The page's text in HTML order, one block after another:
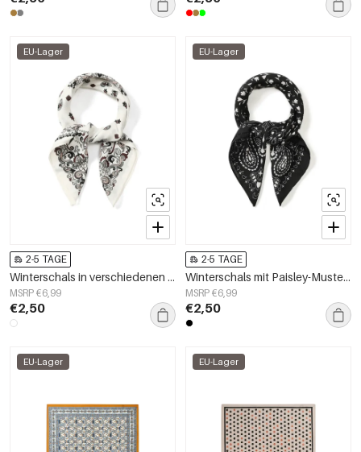
EU-Lager
2-5 TAGE
Winterschals in verschiedenen Farben, klassischer Samt, Alltagsaccessoires
MSRP €6,99
€2,50
EU-Lager
2-5 TAGE
Winterschals mit Paisley-Muster, Retro-Samt, Alltagsaccessoires
MSRP €6,99
€2,50
EU-Lager EU-Lager